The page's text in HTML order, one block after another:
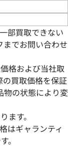
ビアス ブレス
参考買取価格
部買取できない
でお問い合わせ
格および当社取
買取価格を保証
物の状態により変
ます。
はギャランティ
。